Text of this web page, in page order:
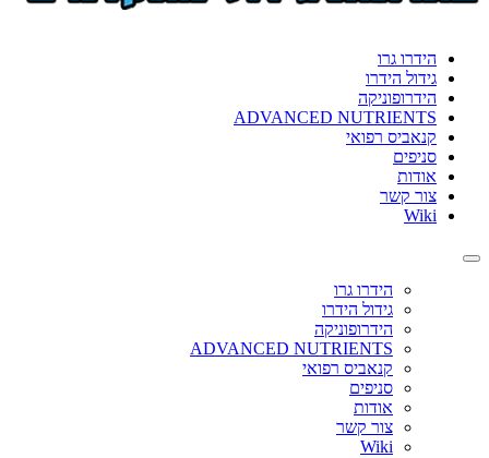
הידרו גרו
גידול הידרו
הידרופוניקה
ADVANCED NUTRIENTS
קנאביס רפואי
סניפים
אודות
צור קשר
Wiki
Toggle
הידרו גרו
גידול הידרו
הידרופוניקה
ADVANCED NUTRIENTS
קנאביס רפואי
סניפים
אודות
צור קשר
Wiki
format_underlined הוסף קו תחתון לקישורים
את
כל